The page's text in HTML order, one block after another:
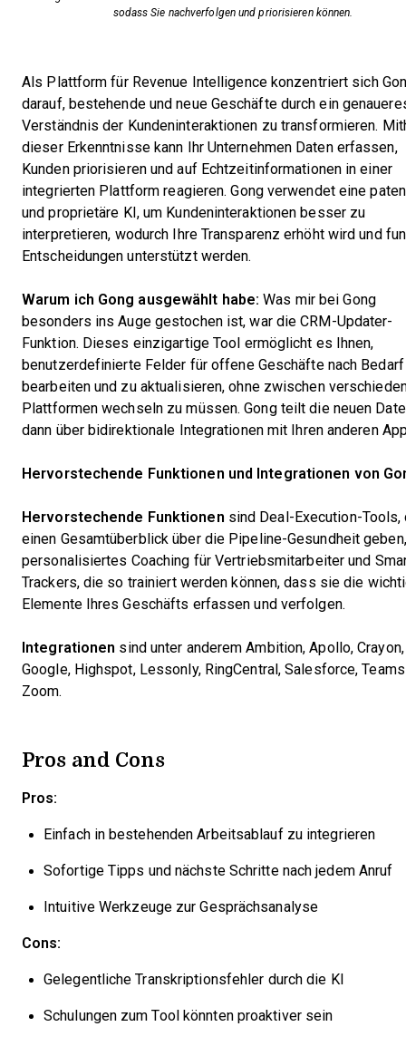
sodass Sie nachverfolgen und priorisieren können.
Als Plattform für Revenue Intelligence konzentriert sich
darauf, bestehende und neue Geschäfte durch ein
Verständnis der Kundeninteraktionen zu transformieren.
dieser Erkenntnisse kann Ihr Unternehmen Daten erfassen,
Kunden priorisieren und auf Echtzeitinformationen in einer
integrierten Plattform reagieren. Gong verwendet eine
und proprietäre KI, um Kundeninteraktionen besser zu
interpretieren, wodurch Ihre Transparenz erhöht wird und
Entscheidungen unterstützt werden.
Warum ich Gong ausgewählt habe: Was mir bei Gong
besonders ins Auge gestochen ist, war die CRM-Updater-
Funktion. Dieses einzigartige Tool ermöglicht es Ihnen,
benutzerdefinierte Felder für offene Geschäfte nach
bearbeiten und zu aktualisieren, ohne zwischen
Plattformen wechseln zu müssen. Gong teilt die neuen
dann über bidirektionale Integrationen mit Ihren anderen
Hervorstechende Funktionen und Integrationen von
Hervorstechende Funktionen sind Deal-Execution-Tools,
einen Gesamtüberblick über die Pipeline-Gesundheit geben,
personalisiertes Coaching für Vertriebsmitarbeiter und
Trackers, die so trainiert werden können, dass sie die
Elemente Ihres Geschäfts erfassen und verfolgen.
Integrationen sind unter anderem Ambition, Apollo, Crayon,
Google, Highspot, Lessonly, RingCentral, Salesforce,
Zoom.
Pros and Cons
Pros:
Einfach in bestehenden Arbeitsablauf zu integrieren
Sofortige Tipps und nächste Schritte nach jedem Anruf
Intuitive Werkzeuge zur Gesprächsanalyse
Cons:
Gelegentliche Transkriptionsfehler durch die KI
Schulungen zum Tool könnten proaktiver sein